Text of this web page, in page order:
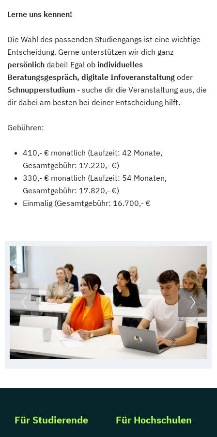
Lerne uns kennen!
Die Wahl des passenden Studiengangs ist eine wichtige
Entscheidung. Gerne unterstützen wir dich ganz
persönlich dabei! Egal ob individuelles
Beratungsgespräch, digitale Infoveranstaltung oder
Schnupperstudium - suche dir die Veranstaltung aus, die
dir dabei am besten bei deiner Entscheidung hilft.
Gebühren:
410,- € monatlich (Laufzeit: 42 Monate,
Gesamtgebühr: 17.220,- €)
330,- € monatlich (Laufzeit: 54 Monaten,
Gesamtgebühr: 17.820,- €)
Einmalig (Gesamtgebühr: 16.700,- €
Für Studierende Für Hochschulen